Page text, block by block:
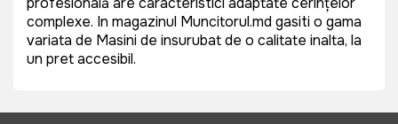
complexe. In magazinul Muncitorul.md gasiti o gama
variata de Masini de insurubat de o calitate inalta, la
un pret accesibil.